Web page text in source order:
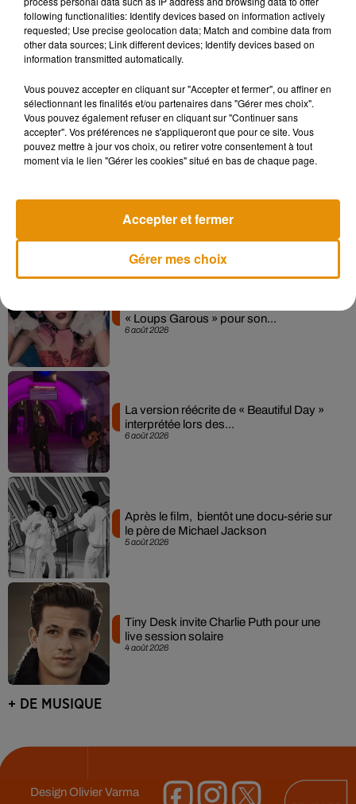
Musique
7 août 2026
Madonna sort enfin le remix de « Love
Sensation » avec Kylie Minogue
7 août 2026
Angèle et Amélie Lens dévoilent leur
collaboration tant attendue
6 août 2026
« Loups Garous » pour son...
6 août 2026
La version réécrite de « Beautiful Day »
interprétée lors des...
5 août 2026
Après le film, bientôt une docu-série sur
le père de Michael Jackson
4 août 2026
Tiny Desk invite Charlie Puth pour une
live session solaire
+ DE MUSIQUE
DesignOlivier Varma
following functionalities: Identify devices based on information actively
requested; Use precise geolocation data; Match and combine data from
other data sources; Link different devices; Identify devices based on
information transmitted automatically.
Vous pouvez accepter en cliquant sur "Accepter et fermer", ou affiner en
sélectionnant les finalités et/ou partenaires dans "Gérer mes choix".
Vous pouvez également refuser en cliquant sur "Continuer sans
accepter". Vos préférences ne s'appliqueront que pour ce site. Vous
pouvez mettre à jour vos choix, ou retirer votre consentement à tout
moment via le lien "Gérer les cookies" situé en bas de chaque page.
Gérer mes choix
Accepter et fermer